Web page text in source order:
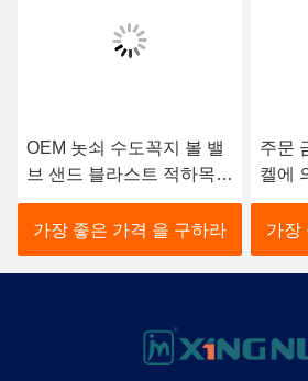
OEM 놋쇠 수도꼭지 볼 밸
브 샌드 블라스트 적하목록
ISO228/1은 빠져 나아갔습
니다
가장 좋은 가격 을 구하라
주문
켈에
기
가장